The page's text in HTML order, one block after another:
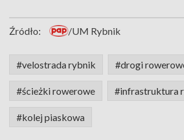
Źródło: /UM Rybnik
#velostrada rybnik #drogi
#ścieżki rowerowe #infrastruktura
#kolej piaskowa